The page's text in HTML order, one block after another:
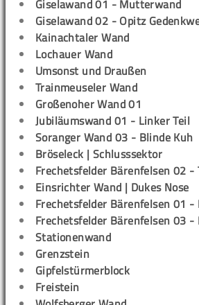
Giselawand 01 - Mutterwand
Giselawand 02 - Opitz
Kainachtaler Wand
Lochauer Wand
Umsonst und Draußen
Trainmeuseler Wand
Großenoher Wand 01
Jubiläumswand 01 - Linker Teil
Soranger Wand 03 - Blinde Kuh
Bröseleck | Schlusssektor
Frechetsfelder Bärenfelsen 02 -
Einsrichter Wand | Dukes Nose
Frechetsfelder Bärenfelsen 01 -
Frechetsfelder Bärenfelsen 03 -
Stationenwand
Grenzstein
Gipfelstürmerblock
Freistein